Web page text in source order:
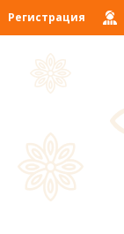
Регистрация